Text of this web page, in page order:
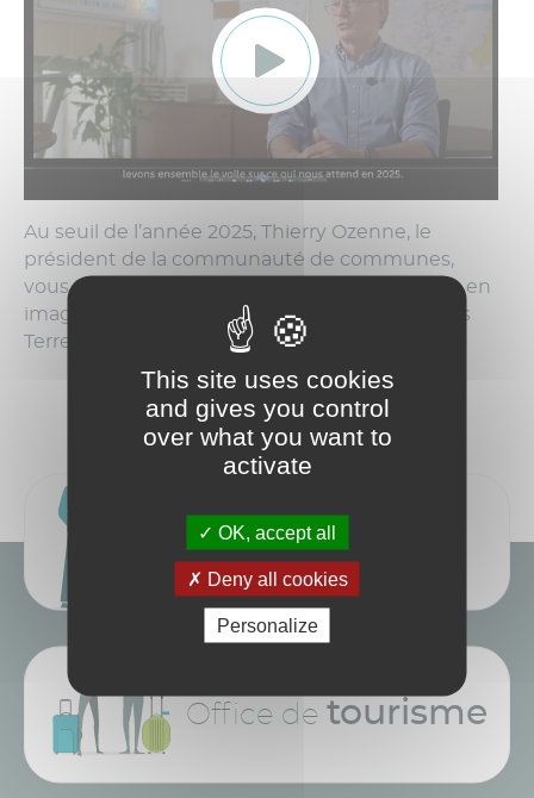
Au seuil de l’année 2025, Thierry Ozenne, le
président de la communauté de communes,
vous invite à un tour d’horizon pour découvrir, en
images, les réalisations et les projets de Seulles
Terre et Mer. Embarquement immédiat !
EspaceÉlus
Office de tourisme
This site uses cookies
and gives you control
over what you want to
activate
OK, accept all
Deny all cookies
Personalize